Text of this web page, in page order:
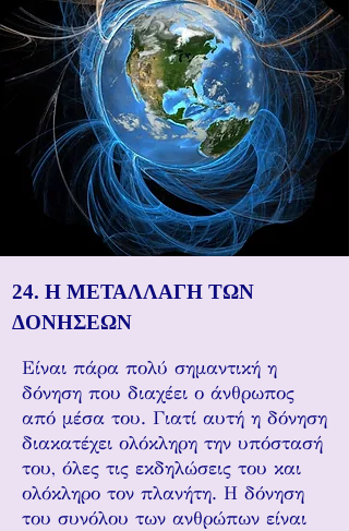
24. Η ΜΕΤΑΛΛΑΓΗ ΤΩΝ
ΔΟΝΗΣΕΩΝ
Είναι πάρα πολύ σημαντική η
δόνηση που διαχέει ο άνθρωπος
από μέσα του. Γιατί αυτή η δόνηση
διακατέχει ολόκληρη την υπόστασή
του, όλες τις εκδηλώσεις του και
ολόκληρο τον πλανήτη. Η δόνηση
του συνόλου των ανθρώπων είναι